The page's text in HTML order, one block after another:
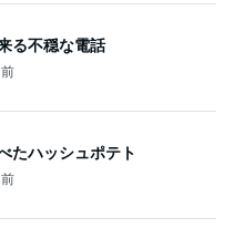
る不穏な電話
たハッシュポテト